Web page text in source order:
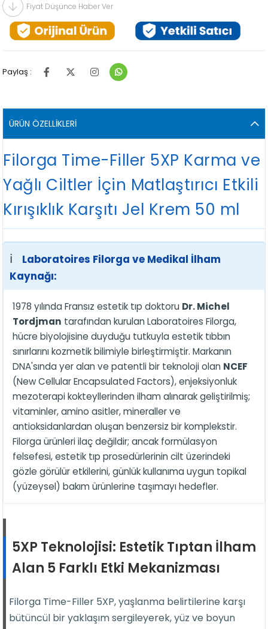
Fiyat Düşünce Haber Ver
Paylaş :
ÜRÜN ÖZELLIKLERI
Filorga Time-Filler 5XP Karma ve
Yağlı Ciltler İçin Matlaştırıcı Etkili
Kırışıklık Karşıtı Jel Krem 50 ml
ℹ️
Laboratoires Filorga ve Medikal İlham
Kaynağı:
1978 yılında Fransız estetik tıp doktoru Dr. Michel
Tordjman tarafından kurulan Laboratoires Filorga,
hücre biyolojisine duyduğu tutkuyla estetik tıbbın
sınırlarını kozmetik bilimiyle birleştirmiştir. Markanın
DNA'sında yer alan ve patentli bir teknoloji olan NCEF
(New Cellular Encapsulated Factors), enjeksiyonluk
mezoterapi kokteyllerinden ilham alınarak geliştirilmiş;
vitaminler, amino asitler, mineraller ve
antioksidanlardan oluşan benzersiz bir komplekstir.
Filorga ürünleri ilaç değildir; ancak formülasyon
felsefesi, estetik tıp prosedürlerinin cilt üzerindeki
gözle görülür etkilerini, günlük kullanıma uygun topikal
(yüzeysel) bakım ürünlerine taşımayı hedefler.
5XP Teknolojisi: Estetik Tıptan İlham
Alan 5 Farklı Etki Mekanizması
Filorga Time-Filler 5XP, yaşlanma belirtilerine karşı
bütüncül bir yaklaşım sergileyerek, yüz ve boyun